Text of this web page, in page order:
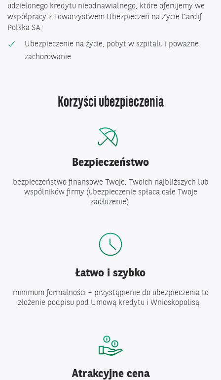
udzielonego kredytu nieodnawialnego, które oferujemy we
współpracy z Towarzystwem Ubezpieczeń na Życie Cardif
Polska SA:
Ubezpieczenie na życie, pobyt w szpitalu i poważne
zachorowanie
Korzyści ubezpieczenia
Bezpieczeństwo
bezpieczeństwo finansowe Twoje, Twoich najbliższych lub
wspólników firmy (ubezpieczenie spłaca całe Twoje
zadłużenie)
Łatwo i szybko
minimum formalności – przystąpienie do ubezpieczenia to
złożenie podpisu pod Umową kredytu i Wnioskopolisą
Atrakcyjne cena